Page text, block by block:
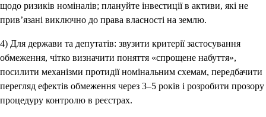
щодо ризиків номіналів; плануйте інвестиції в активи, які не
прив’язані виключно до права власності на землю.
4) Для держави та депутатів: звузити критерії застосування
обмеження, чітко визначити поняття «спрощене набуття»,
посилити механізми протидії номінальним схемам, передбачити
перегляд ефектів обмеження через 3–5 років і розробити прозору
процедуру контролю в реєстрах.